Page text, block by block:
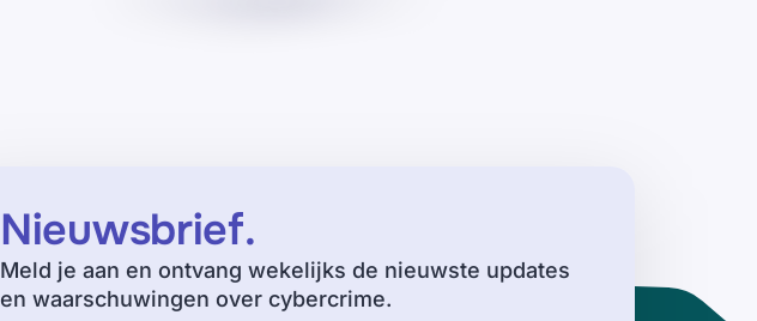
Nieuwsbrief.
Meld je aan en ontvang wekelijks de nieuwste updates
en waarschuwingen over cybercrime.